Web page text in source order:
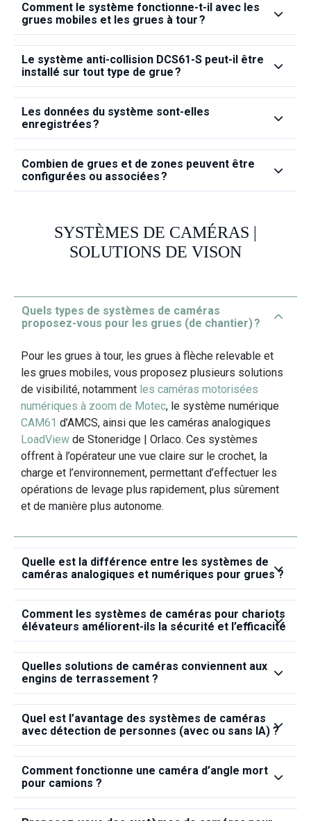
Comment le système fonctionne‑t‑il avec les
grues mobiles et les grues à tour ?
Le système anti‑collision DCS61‑S peut‑il être
installé sur tout type de grue ?
Les données du système sont‑elles
enregistrées ?
Combien de grues et de zones peuvent être
configurées ou associées ?
SYSTÈMES DE CAMÉRAS |
SOLUTIONS DE VISON
Quels types de systèmes de caméras
proposez‑vous pour les grues (de chantier) ?
Pour les grues à tour, les grues à flèche relevable et
les grues mobiles, vous proposez plusieurs solutions
de visibilité, notamment les caméras motorisées
numériques à zoom de Motec, le système numérique
CAM61 d’AMCS, ainsi que les caméras analogiques
LoadView de Stoneridge | Orlaco. Ces systèmes
offrent à l’opérateur une vue claire sur le crochet, la
charge et l’environnement, permettant d’effectuer les
opérations de levage plus rapidement, plus sûrement
et de manière plus autonome.
Quelle est la différence entre les systèmes de
caméras analogiques et numériques pour grues ?
Comment les systèmes de caméras pour chariots
élévateurs améliorent-ils la sécurité et l’efficacité
Quelles solutions de caméras conviennent aux
engins de terrassement ?
Quel est l’avantage des systèmes de caméras
avec détection de personnes (avec ou sans IA) ?
Comment fonctionne une caméra d’angle mort
pour camions ?